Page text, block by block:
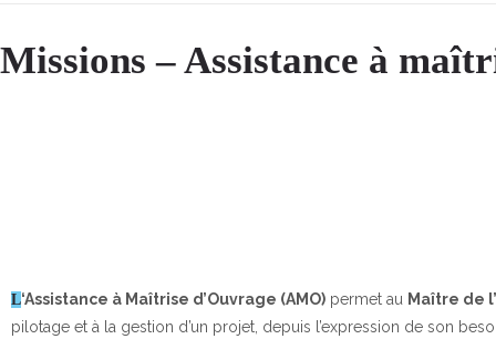
Missions – Assistance à
L‘Assistance à Maîtrise d’Ouvrage (AMO) permet au Maître de
pilotage et à la gestion d’un projet, depuis l’expression de son